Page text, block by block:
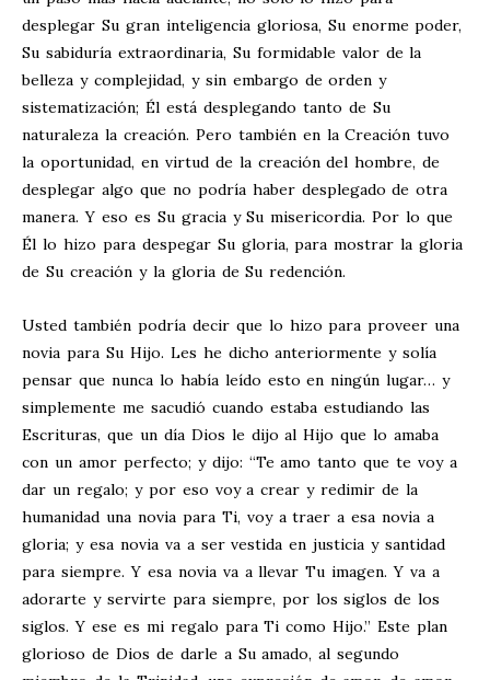
desplegar Su gran inteligencia gloriosa, Su enorme poder,
Su sabiduría extraordinaria, Su formidable valor de la
belleza y complejidad, y sin embargo de orden y
sistematización; Él está desplegando tanto de Su
naturaleza la creación. Pero también en la Creación tuvo
la oportunidad, en virtud de la creación del hombre, de
desplegar algo que no podría haber desplegado de otra
manera. Y eso es Su gracia y Su misericordia. Por lo que
Él lo hizo para despegar Su gloria, para mostrar la gloria
de Su creación y la gloria de Su redención.
Usted también podría decir que lo hizo para proveer una
novia para Su Hijo. Les he dicho anteriormente y solía
pensar que nunca lo había leído esto en ningún lugar… y
simplemente me sacudió cuando estaba estudiando las
Escrituras, que un día Dios le dijo al Hijo que lo amaba
con un amor perfecto; y dijo: “Te amo tanto que te voy a
dar un regalo; y por eso voy a crear y redimir de la
humanidad una novia para Ti, voy a traer a esa novia a
gloria; y esa novia va a ser vestida en justicia y santidad
para siempre. Y esa novia va a llevar Tu imagen. Y va a
adorarte y servirte para siempre, por los siglos de los
siglos. Y ese es mi regalo para Ti como Hijo.” Este plan
glorioso de Dios de darle a Su amado, al segundo